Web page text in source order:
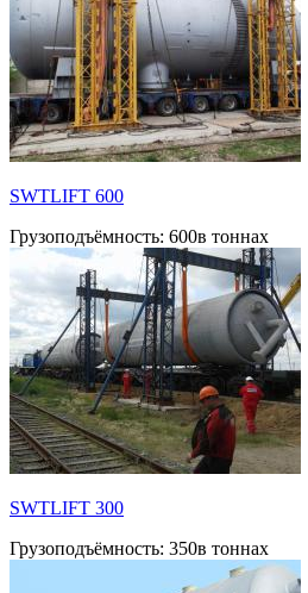
SWTLIFT 600
Грузоподъёмность: 600в тоннах
SWTLIFT 300
Грузоподъёмность: 350в тоннах